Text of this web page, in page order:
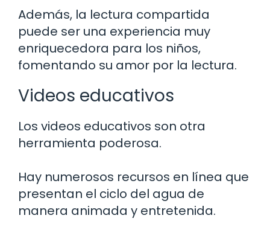
Además, la lectura compartida
puede ser una experiencia muy
enriquecedora para los niños,
fomentando su amor por la lectura.
Videos educativos
Los videos educativos son otra
herramienta poderosa.
Hay numerosos recursos en línea que
presentan el ciclo del agua de
manera animada y entretenida.